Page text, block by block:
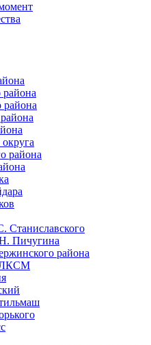
района
Пичугина
района